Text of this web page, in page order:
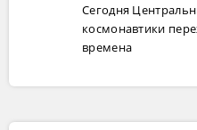
Сегодня
космонавтики
времена